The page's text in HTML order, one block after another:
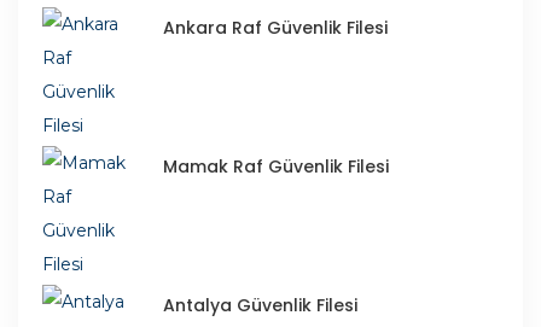
Ankara Raf Güvenlik Filesi
Mamak Raf Güvenlik Filesi
Antalya Güvenlik Filesi